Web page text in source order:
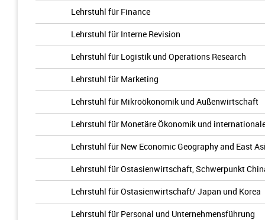
Lehrstuhl für Finance
Lehrstuhl für Interne Revision
Lehrstuhl für Logistik und Operations Research
Lehrstuhl für Marketing
Lehrstuhl für Mikroökonomik und Außenwirtschaft
Lehrstuhl für Monetäre Ökonomik und
Lehrstuhl für New Economic Geography and East
Lehrstuhl für Ostasienwirtschaft, Schwerpunkt
Lehrstuhl für Ostasienwirtschaft/ Japan und Korea
Lehrstuhl für Personal und Unternehmensführung